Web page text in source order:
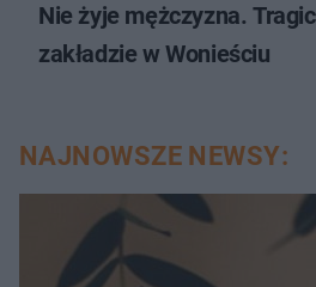
Nie żyje mężczyzna.
zakładzie w Wonieściu
NAJNOWSZE NEWSY: